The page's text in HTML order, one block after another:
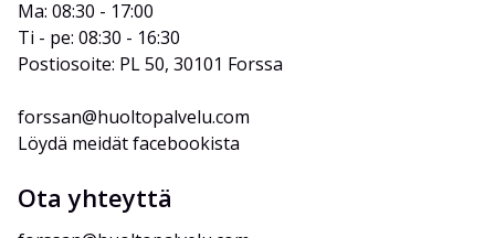
Ma: 08:30 - 17:00
Ti - pe: 08:30 - 16:30
Postiosoite: PL 50, 30101 Forssa
forssan@huoltopalvelu.com
Löydä meidät facebookista
Ota yhteyttä